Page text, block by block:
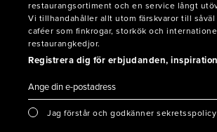
restaurangsortiment och en service långt
Vi tillhandahåller allt utom färskvaror till såväl
caféer som finkrogar, storkök och
restaurangkedjor.
Registrera dig för erbjudanden,
Jag förstår och godkänner sekretsspolicy